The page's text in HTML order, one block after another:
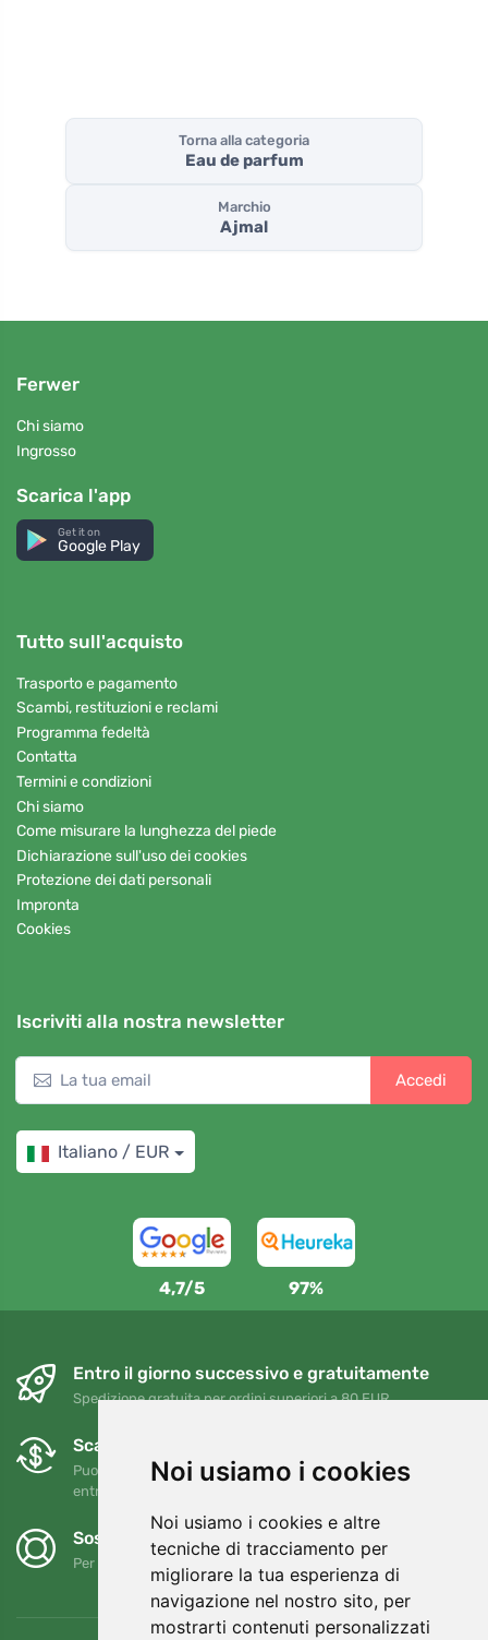
Noi usiamo i cookies
Noi usiamo i cookies e altre
tecniche di tracciamento per
migliorare la tua esperienza di
navigazione nel nostro sito, per
mostrarti contenuti personalizzati
Torna alla categoria
Eau de parfum
Marchio
Ajmal
Ferwer
Chi siamo
Ingrosso
Scarica l'app
Get it on
Google Play
Tutto sull'acquisto
Trasporto e pagamento
Scambi, restituzioni e reclami
Programma fedeltà
Contatta
Termini e condizioni
Chi siamo
Come misurare la lunghezza del piede
Dichiarazione sull'uso dei cookies
Protezione dei dati personali
Impronta
Cookies
Iscriviti alla nostra newsletter
Accedi
Italiano / EUR
4,7/5 97%
Entro il giorno successivo e gratuitamente
Spedizione gratuita per ordini superiori a 80 EUR
Scambi e resi gratuiti
Puoi restituire o cambiare il tuo ordine in qualsiasi momento
entro 90 giorni
Sosteniamo Trees.org
Per ogni ordine piantiamo un albero! Leggi di più